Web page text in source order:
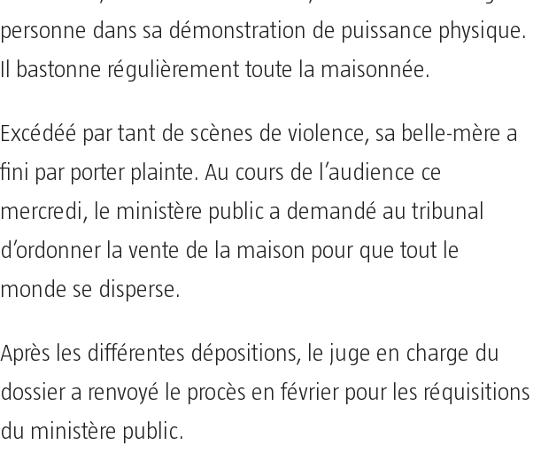
personne dans sa démonstration de puissance physique.
Il bastonne régulièrement toute la maisonnée.
Excédéé par tant de scènes de violence, sa belle-mère a
fini par porter plainte. Au cours de l’audience ce
mercredi, le ministère public a demandé au tribunal
d’ordonner la vente de la maison pour que tout le
monde se disperse.
Après les différentes dépositions, le juge en charge du
dossier a renvoyé le procès en février pour les réquisitions
du ministère public.